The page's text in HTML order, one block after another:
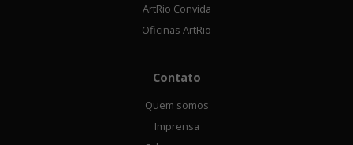
ArtRio Convida
Oficinas ArtRio
Contato
Quem somos
Imprensa